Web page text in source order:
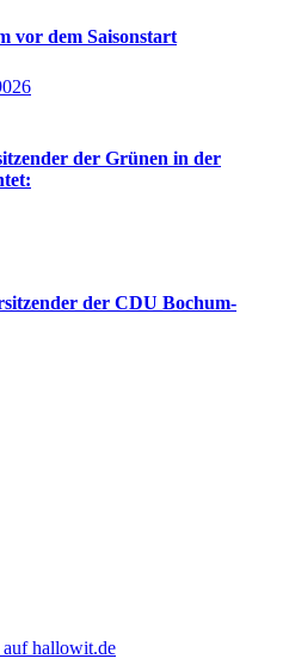
vor dem Saisonstart
der Grünen in der
der CDU Bochum-
hallowit.de